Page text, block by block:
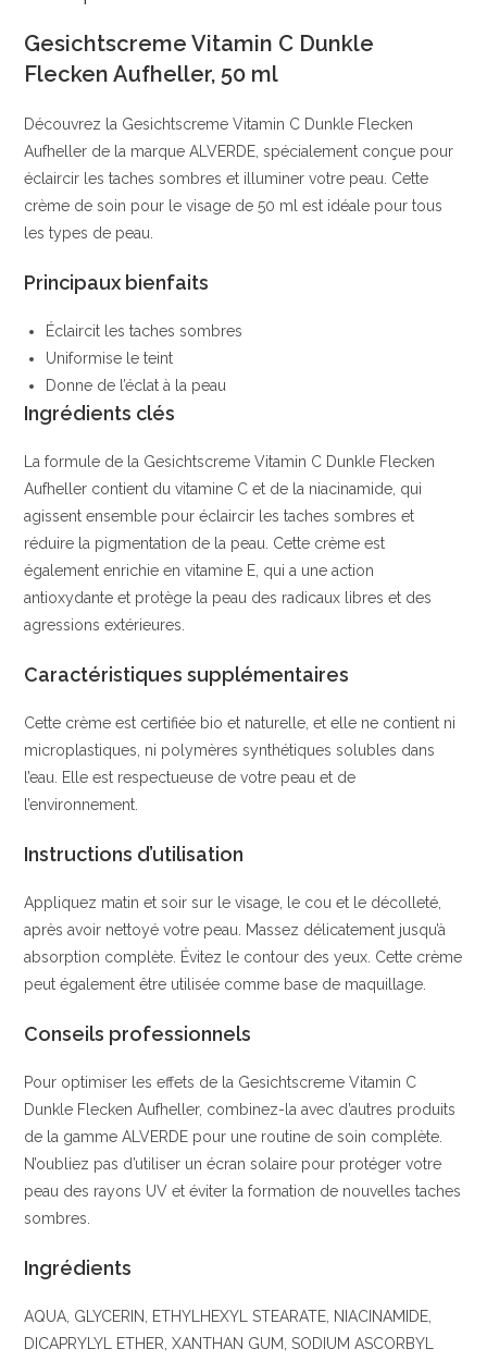
naturels
clés
Balea
Gesichtscreme Vitamin C Dunkle
Flecken Aufheller, 50 ml
Découvrez la Gesichtscreme Vitamin C Dunkle Flecken
Aufheller de la marque ALVERDE, spécialement conçue pour
éclaircir les taches sombres et illuminer votre peau. Cette
crème de soin pour le visage de 50 ml est idéale pour tous
les types de peau.
Principaux bienfaits
Éclaircit les taches sombres
Uniformise le teint
Donne de l’éclat à la peau
Ingrédients clés
La formule de la Gesichtscreme Vitamin C Dunkle Flecken
Aufheller contient du vitamine C et de la niacinamide, qui
agissent ensemble pour éclaircir les taches sombres et
réduire la pigmentation de la peau. Cette crème est
également enrichie en vitamine E, qui a une action
antioxydante et protège la peau des radicaux libres et des
agressions extérieures.
Caractéristiques supplémentaires
Cette crème est certifiée bio et naturelle, et elle ne contient ni
microplastiques, ni polymères synthétiques solubles dans
l’eau. Elle est respectueuse de votre peau et de
l’environnement.
Instructions d’utilisation
Appliquez matin et soir sur le visage, le cou et le décolleté,
après avoir nettoyé votre peau. Massez délicatement jusqu’à
absorption complète. Évitez le contour des yeux. Cette crème
peut également être utilisée comme base de maquillage.
Conseils professionnels
Pour optimiser les effets de la Gesichtscreme Vitamin C
Dunkle Flecken Aufheller, combinez-la avec d’autres produits
de la gamme ALVERDE pour une routine de soin complète.
N’oubliez pas d’utiliser un écran solaire pour protéger votre
peau des rayons UV et éviter la formation de nouvelles taches
sombres.
Ingrédients
AQUA, GLYCERIN, ETHYLHEXYL STEARATE, NIACINAMIDE,
DICAPRYLYL ETHER, XANTHAN GUM, SODIUM ASCORBYL